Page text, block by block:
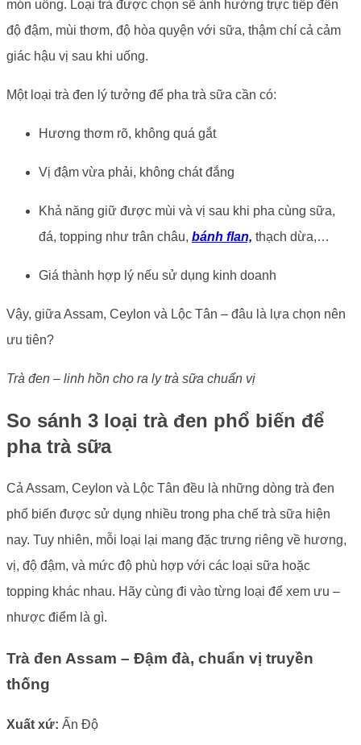
món uống. Loại trà được chọn sẽ ảnh hưởng trực tiếp đến
độ đậm, mùi thơm, độ hòa quyện với sữa, thậm chí cả cảm
giác hậu vị sau khi uống.
Một loại trà đen lý tưởng để pha trà sữa cần có:
Hương thơm rõ, không quá gắt
Vị đậm vừa phải, không chát đắng
Khả năng giữ được mùi và vị sau khi pha cùng sữa,
đá, topping như trân châu, bánh flan, thạch dừa,…
Giá thành hợp lý nếu sử dụng kinh doanh
Vậy, giữa Assam, Ceylon và Lộc Tân – đâu là lựa chọn nên
ưu tiên?
Trà đen – linh hồn cho ra ly trà sữa chuẩn vị
So sánh 3 loại trà đen phổ biến để
pha trà sữa
Cả Assam, Ceylon và Lộc Tân đều là những dòng trà đen
phổ biến được sử dụng nhiều trong pha chế trà sữa hiện
nay. Tuy nhiên, mỗi loại lại mang đặc trưng riêng về hương,
vị, độ đậm, và mức độ phù hợp với các loại sữa hoặc
topping khác nhau. Hãy cùng đi vào từng loại để xem ưu –
nhược điểm là gì.
Trà đen Assam – Đậm đà, chuẩn vị truyền
thống
Xuất xứ: Ấn Độ